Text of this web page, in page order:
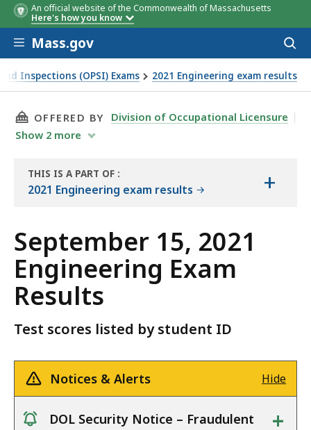
An official website of the Commonwealth of Massachusetts
Here's how you know
Skip to main content
Mass.gov
Inspections (OPSI) Exams 2021 Engineering exam results
THIS PAGE, SEPTEMBER 15, 2021
OFFERED BY
Division of Occupational Licensure
Show 2 more
THIS IS A PART OF
THE
:
2021 Engineering exam results +
September 15, 2021
Engineering Exam
Results
Test scores listed by student ID
Notices & Alerts Hide
DOL Security Notice – Fraudulent
+